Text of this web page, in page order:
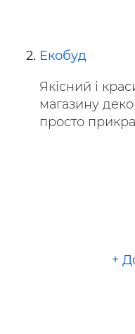
Екобуд
Якісний і
магазину
просто
+